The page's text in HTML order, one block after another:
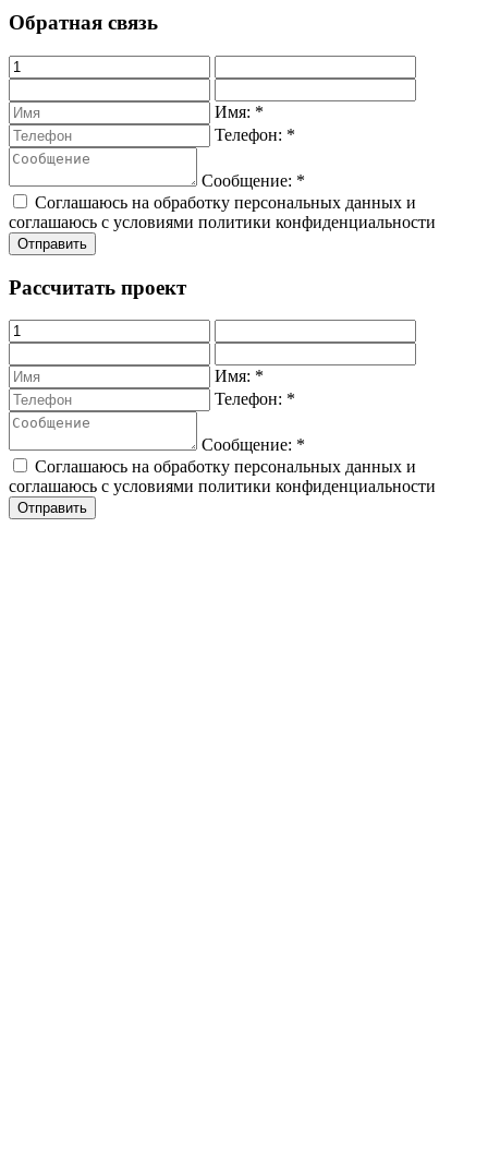
Обратная связь
Имя: *
Телефон: *
Сообщение: *
Соглашаюсь на обработку персональных данных и
соглашаюсь с условиями политики конфиденциальности
Рассчитать проект
Имя: *
Телефон: *
Сообщение: *
Соглашаюсь на обработку персональных данных и
соглашаюсь с условиями политики конфиденциальности